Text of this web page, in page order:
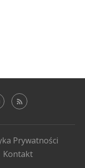
Prywatności
Kontakt